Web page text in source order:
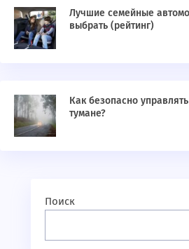
Лучшие семейные
выбрать (рейтинг)
Как безопасно
тумане?
Поиск